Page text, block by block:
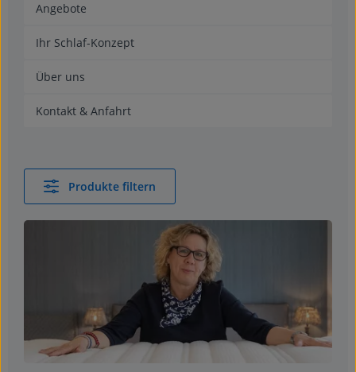
Angebote
Ihr Schlaf-Konzept
Über uns
Kontakt & Anfahrt
Produkte filtern